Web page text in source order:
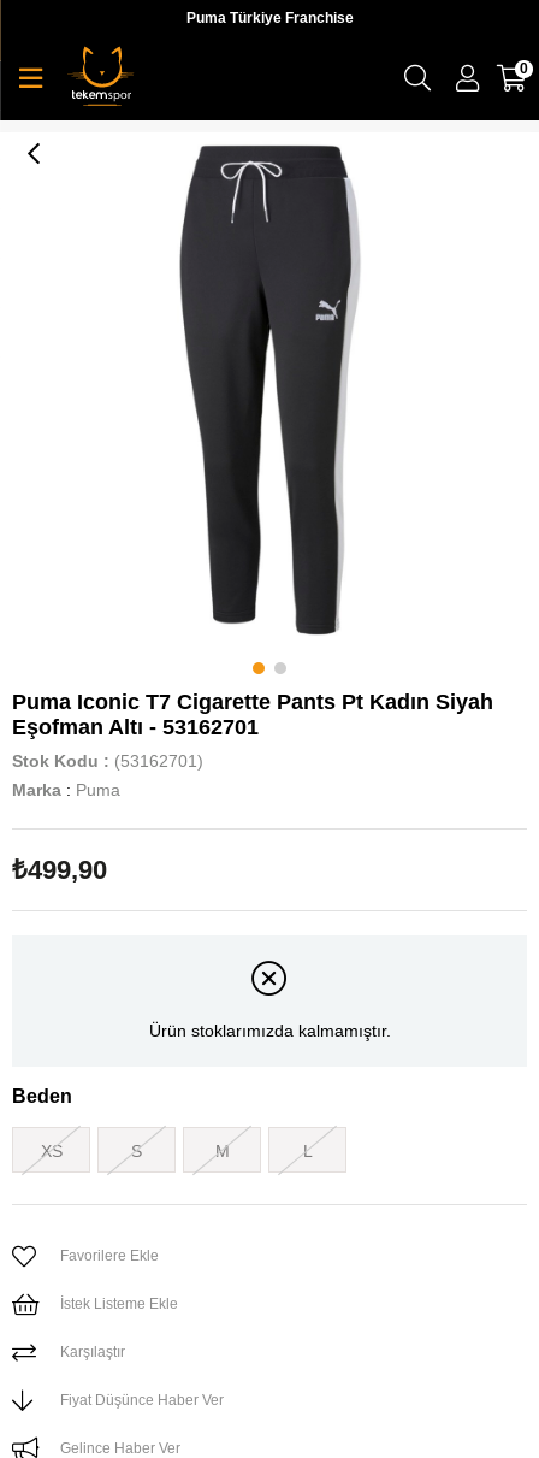
Puma Türkiye Franchise
0
Puma Iconic T7 Cigarette Pants Pt Kadın Siyah
Eşofman Altı - 53162701
Stok Kodu
(53162701)
Marka : Puma
₺499,90
Ürün stoklarımızda kalmamıştır.
Beden
XS S M L
Favorilere Ekle
İstek Listeme Ekle
Karşılaştır
Fiyat Düşünce Haber Ver
Gelince Haber Ver